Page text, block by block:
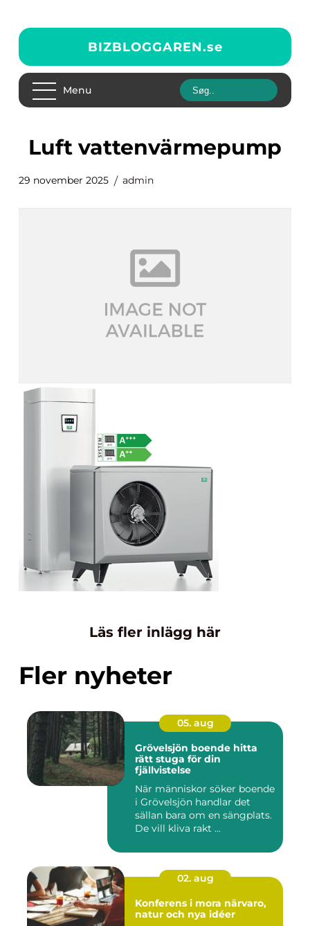
BIZBLOGGAREN.se
Menu
luft vattenvärmepump
29 november 2025 admin
Läs fler inlägg här
Fler nyheter
05. aug
Grövelsjön boende hitta
rätt stuga för din
fjällvistelse
När människor söker boende
i Grövelsjön handlar det
sällan bara om en sängplats.
De vill kliva rakt ...
02. aug
Konferens i mora närvaro,
natur och nya idéer